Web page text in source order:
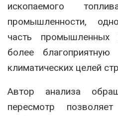
ископаемого
промышленности,
часть промышленных
более благоприятную
климатических целей
Автор анализа
пересмотр